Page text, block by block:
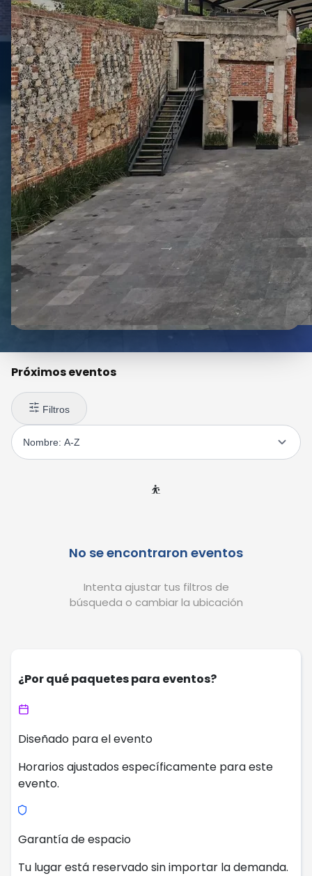
Próximos eventos
Filtros
⛹️
No se encontraron eventos
Intenta ajustar tus filtros de
búsqueda o cambiar la ubicación
¿Por qué paquetes para eventos?
Diseñado para el evento
Horarios ajustados específicamente para este
evento.
Garantía de espacio
Tu lugar está reservado sin importar la demanda.